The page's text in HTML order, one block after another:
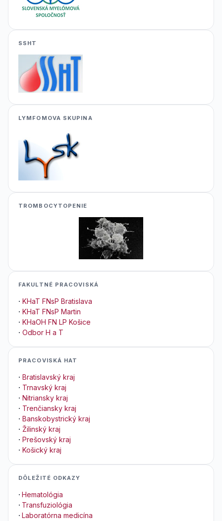
SSHT
LYMFOMOVA SKUPINA
TROMBOCYTOPENIE
FAKULTNÉ PRACOVISKÁ
· KHaT FNsP Bratislava
· KHaT FNsP Martin
· KHaOH FN LP Košice
· Odbor H a T
PRACOVISKÁ HAT
· Bratislavský kraj
· Trnavský kraj
· Nitriansky kraj
· Trenčiansky kraj
· Banskobystrický kraj
· Žilinský kraj
· Prešovský kraj
· Košický kraj
DÔLEŽITÉ ODKAZY
· Hematológia
· Transfuziológia
· Laboratórna medicína